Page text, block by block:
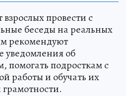
провести с
беседы на реальных
рекомендуют
уведомления об
помогать подросткам с
работы и обучать их